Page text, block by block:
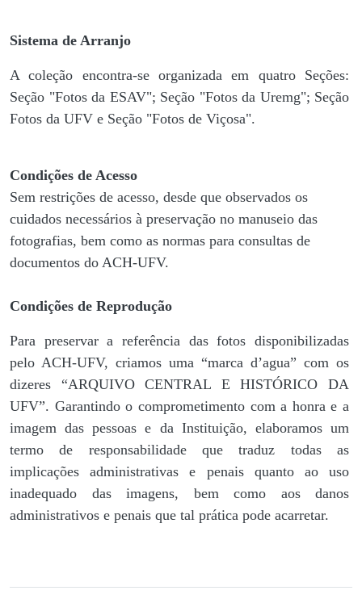
Sistema de Arranjo
A coleção encontra-se organizada em quatro Seções:
Seção "Fotos da ESAV"; Seção "Fotos da Uremg"; Seção
Fotos da UFV e Seção "Fotos de Viçosa".
Condições de Acesso
Sem restrições de acesso, desde que observados os
cuidados necessários à preservação no manuseio das
fotografias, bem como as normas para consultas de
documentos do ACH-UFV.
Condições de Reprodução
Para preservar a referência das fotos disponibilizadas
pelo ACH-UFV, criamos uma “marca d’agua” com os
dizeres “ARQUIVO CENTRAL E HISTÓRICO DA
UFV”. Garantindo o comprometimento com a honra e a
imagem das pessoas e da Instituição, elaboramos um
termo de responsabilidade que traduz todas as
implicações administrativas e penais quanto ao uso
inadequado das imagens, bem como aos danos
administrativos e penais que tal prática pode acarretar.